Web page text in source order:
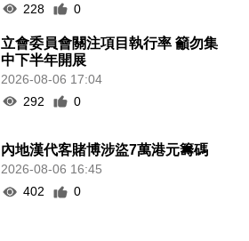
228
0
立會委員會關注項目執行率 籲勿集
中下半年開展
2026-08-06 17:04
292
0
內地漢代客賭博涉盜7萬港元籌碼
2026-08-06 16:45
402
0